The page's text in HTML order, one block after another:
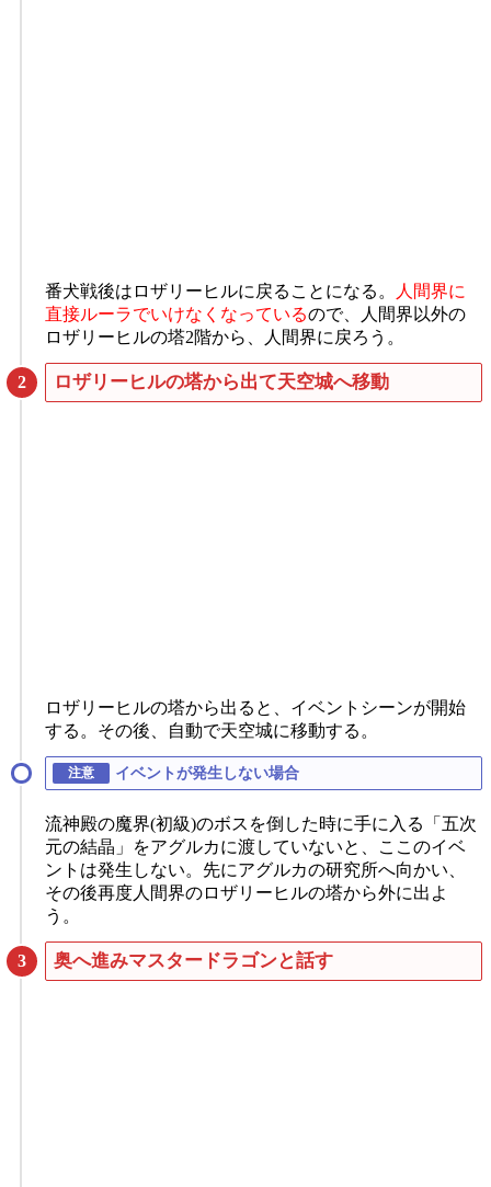
番犬戦後はロザリーヒルに戻ることになる。
人間界に
直接ルーラでいけなくなっているので、人間界以外の
ロザリーヒルの塔2階から、人間界に戻ろう。
ロザリーヒルの塔から出て天空城へ移動
ロザリーヒルの塔から出ると、イベントシーンが開始
する。その後、自動で天空城に移動する。
イベントが発生しない場合
流神殿の魔界(初級)のボスを倒した時に手に入る「五次
元の結晶」をアグルカに渡していないと、ここのイベ
ントは発生しない。先にアグルカの研究所へ向かい、
その後再度人間界のロザリーヒルの塔から外に出よ
う。
奥へ進みマスタードラゴンと話す